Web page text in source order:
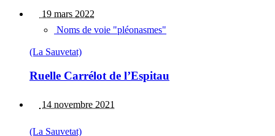
19 mars 2022
Noms de voie "pléonasmes"
(La Sauvetat)
Ruelle Carrélot de l’Espitau
14 novembre 2021
(La Sauvetat)